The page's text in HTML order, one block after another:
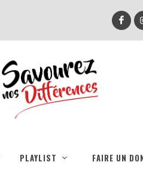
PLAYLIST FAIRE UN